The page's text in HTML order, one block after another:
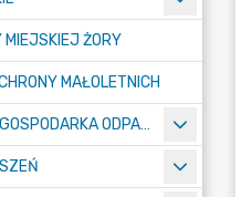
MIEJSKIEJ ŻORY
MAŁOLETNICH
ŚRODOWISKO I GOSPODARKA ODPADAMI